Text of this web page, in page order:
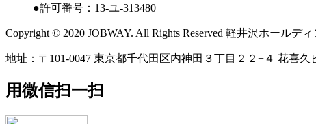
●許可番号：13-ユ-313480
Copyright © 2020 JOBWAY. All Rights Reserved 軽井沢ホール
地址：〒101-0047 東京都千代田区内神田３丁目２２−４ 花喜久
用微信扫一扫